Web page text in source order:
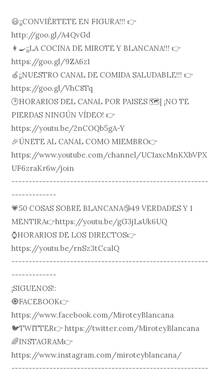
😃¡¡CONVIÉRTETE EN FIGURA!!! 👉
http://goo.gl/A4QvGd
👩🍳¡¡LA COCINA DE MIROTE Y BLANCANA!!! 👉
https://goo.gl/9ZA6z1
🍏¡¡NUESTRO CANAL DE COMIDA SALUDABLE!!! 👉
https://goo.gl/VhC8Tq
🕑HORARIOS DEL CANAL POR PAISES 🗺| ¡NO TE
PIERDAS NINGÚN VÍDEO! 👉
https://youtu.be/2nCOQb5gA-Y
🎉ÚNETE AL CANAL COMO MIEMBRO👉
https://www.youtube.com/channel/UC1axcMnKXbVPX
UF6zraKr6w/join
---------------------------------------------------------
-------------
💗50 COSAS SOBRE BLANCANA🤥49 VERDADES Y 1
MENTIRA👉https://youtu.be/gG3jLsUk6UQ
⌚️HORARIOS DE LOS DIRECTOS👉
https://youtu.be/rnSz3tCcaIQ
---------------------------------------------------------
-------------
¡SIGUENOS!:
🧿FACEBOOK👉
https://www.facebook.com/MiroteyBlancana
🐦TWITTER👉 https://twitter.com/MiroteyBlancana
🌈INSTAGRAM👉
https://www.instagram.com/miroteyblancana/